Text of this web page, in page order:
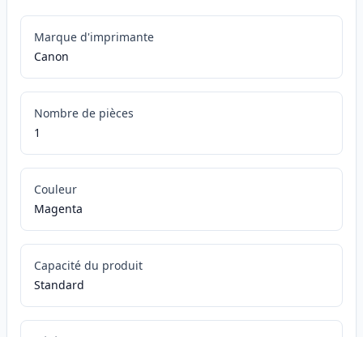
Marque d'imprimante
Canon
Nombre de pièces
1
Couleur
Magenta
Capacité du produit
Standard